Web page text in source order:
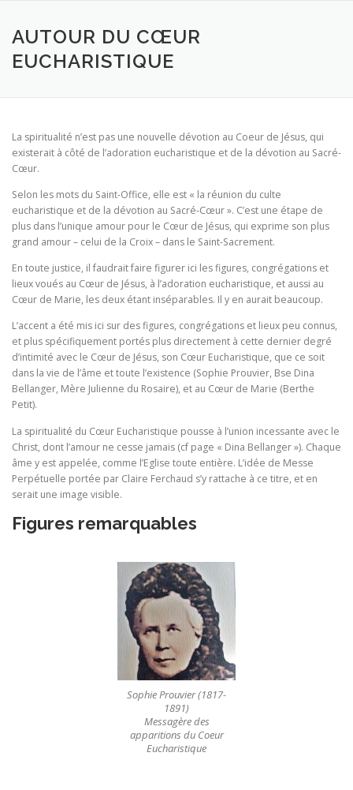
contenu
AUTOUR DU CŒUR
EUCHARISTIQUE
La spiritualité n’est pas une nouvelle dévotion au Coeur de Jésus, qui
existerait à côté de l’adoration eucharistique et de la dévotion au Sacré-
Cœur.
Selon les mots du Saint-Office, elle est « la réunion du culte
eucharistique et de la dévotion au Sacré-Cœur ». C’est une étape de
plus dans l’unique amour pour le Cœur de Jésus, qui exprime son plus
grand amour – celui de la Croix – dans le Saint-Sacrement.
En toute justice, il faudrait faire figurer ici les figures, congrégations et
lieux voués au Cœur de Jésus, à l’adoration eucharistique, et aussi au
Cœur de Marie, les deux étant inséparables. Il y en aurait beaucoup.
L’accent a été mis ici sur des figures, congrégations et lieux peu connus,
et plus spécifiquement portés plus directement à cette dernier degré
d’intimité avec le Cœur de Jésus, son Cœur Eucharistique, que ce soit
dans la vie de l’âme et toute l’existence (Sophie Prouvier, Bse Dina
Bellanger, Mère Julienne du Rosaire), et au Cœur de Marie (Berthe
Petit).
La spiritualité du Cœur Eucharistique pousse à l’union incessante avec le
Christ, dont l’amour ne cesse jamais (cf page « Dina Bellanger »). Chaque
âme y est appelée, comme l’Eglise toute entière. L’idée de Messe
Perpétuelle portée par Claire Ferchaud s’y rattache à ce titre, et en
serait une image visible.
Figures remarquables
Sophie Prouvier (1817-
1891)
Messagère des
apparitions du Coeur
Eucharistique